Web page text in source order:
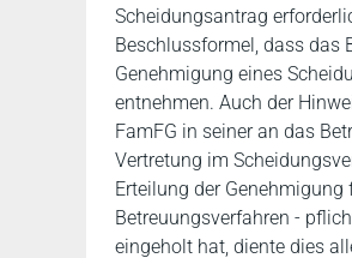
Scheidungsantrag
Beschlussformel, dass das
Genehmigung eines
entnehmen. Auch der
FamFG in seiner an das
Vertretung im
Erteilung der
Betreuungsverfahren -
eingeholt hat, diente dies